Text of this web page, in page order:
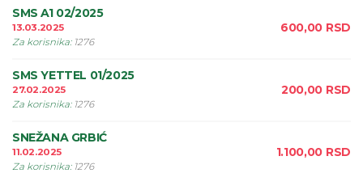
SMS A1 02/2025
13.03.2025
Za korisnika: 1276
600,00 RSD
SMS YETTEL 01/2025
27.02.2025
Za korisnika: 1276
200,00 RSD
SNEŽANA GRBIĆ
11.02.2025
Za korisnika: 1276
1.100,00 RSD